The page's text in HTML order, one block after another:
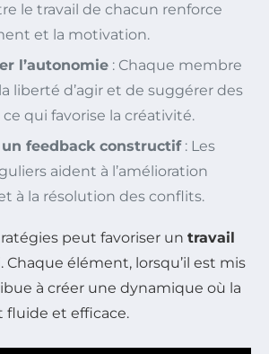
le travail de chacun renforce
et la motivation.
l’autonomie : Chaque membre
liberté d’agir et de suggérer des
qui favorise la créativité.
feedback constructif: Les
aident à l’amélioration
à la résolution des conflits.
peut favoriser un travail
. Chaque élément, lorsqu’il est mis
à créer une dynamique où la
fluide et efficace.